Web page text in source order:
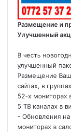
Размещение и
Улучшенный
В честь
улучшенный
Размещение
сайтах, в
52-х мониторах
5 ТВ каналах в
- Обновления
мониторах в